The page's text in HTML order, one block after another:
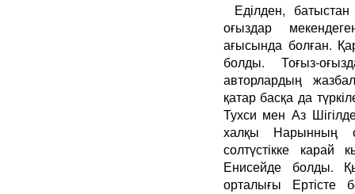
Еділден,
оғыздар
ағысында болған.
болды. Тоғыз-
авторлардың
қатар басқа да
Тухси мен Аз
халқы Нарынның
солтүстікке карай
Енисейде болды.
орталығы Ертісте